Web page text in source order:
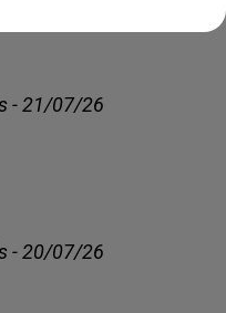
- 21/07/26
- 20/07/26